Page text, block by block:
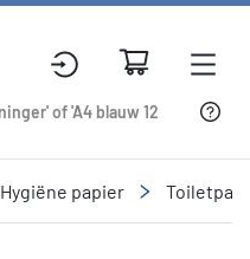
Hygiëne papier